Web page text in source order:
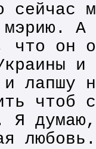
сейчас
А
что он
и
и лапшу
чтоб
Я
любовь.